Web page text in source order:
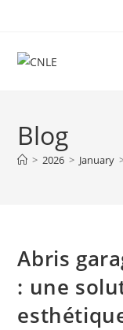
content
Blog
> 2026 > January
Abris
: une